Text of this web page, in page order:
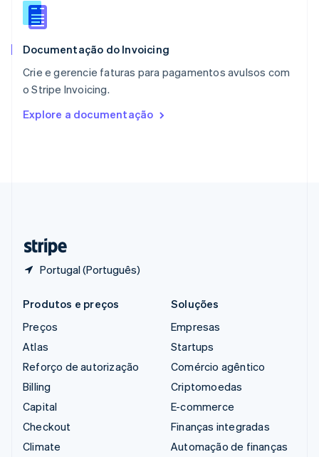
Documentação do Invoicing
Crie e gerencie faturas para pagamentos avulsos com
o Stripe Invoicing.
Explore a documentação
Portugal (Português)
Português
RAE de Hong Kong, China
Reino Unido
República Tcheca
English
English
Produtos e preços
Preços
Atlas
Reforço de autorização
Billing
Capital
Checkout
Climate
Soluções
Empresas
Startups
Comércio agêntico
Criptomoedas
E-commerce
Finanças integradas
Automação de finanças